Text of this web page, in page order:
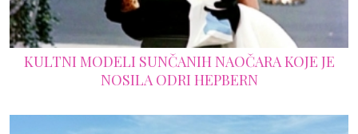
KULTNI MODELI SUNČANIH NAOČARA KOJE JE
NOSILA ODRI HEPBERN